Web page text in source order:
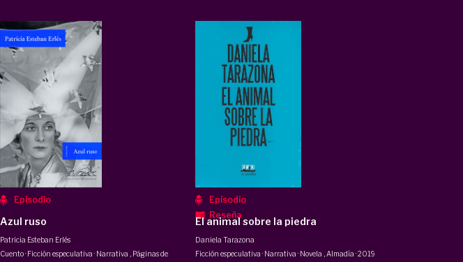
Episodio
Azul ruso
Patricia Esteban Erlés
Cuento · Ficción especulativa · Narrativa
Páginas de
Episodio
Reseña
El animal sobre la piedra
Daniela Tarazona
Ficción especulativa · Narrativa · Novela
Almadía ·2019